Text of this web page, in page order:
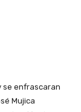
se enfrascaran
Mujica